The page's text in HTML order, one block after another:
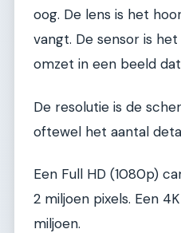
oog. De lens is het
vangt. De sensor is
omzet in een beeld
De resolutie is de
oftewel het aantal
Een Full HD (1080p)
2 miljoen pixels. Een
miljoen.